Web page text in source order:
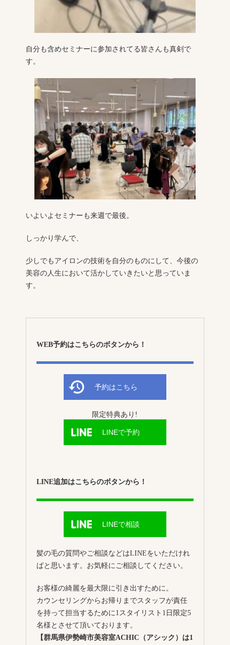
自分も含めセミナーに参加されてる皆さんも真剣で
す。
いよいよセミナーも来週で最後。
しっかり学んで、
少しでもアイロンの技術を自分のものにして、今後の
美容の人生において活かしていきたいと思っていま
す。
WEB予約はこちらのボタンから！
予約はこちら
限定特典あり!
LINEで予約
LINE追加はこちらのボタンから！
LINEで相談
髪の毛の質問やご相談などはLINEをいただけれ
ばと思います。お気軽にご相談してください。
お客様の綺麗を最大限に引き出すために。
カウンセリングからお帰りまでスタッフが責任
を持って担当するために1スタイリスト1日限定5
名様とさせて頂いております。
【群馬県伊勢崎市美容室ACHIC（アシック）は1